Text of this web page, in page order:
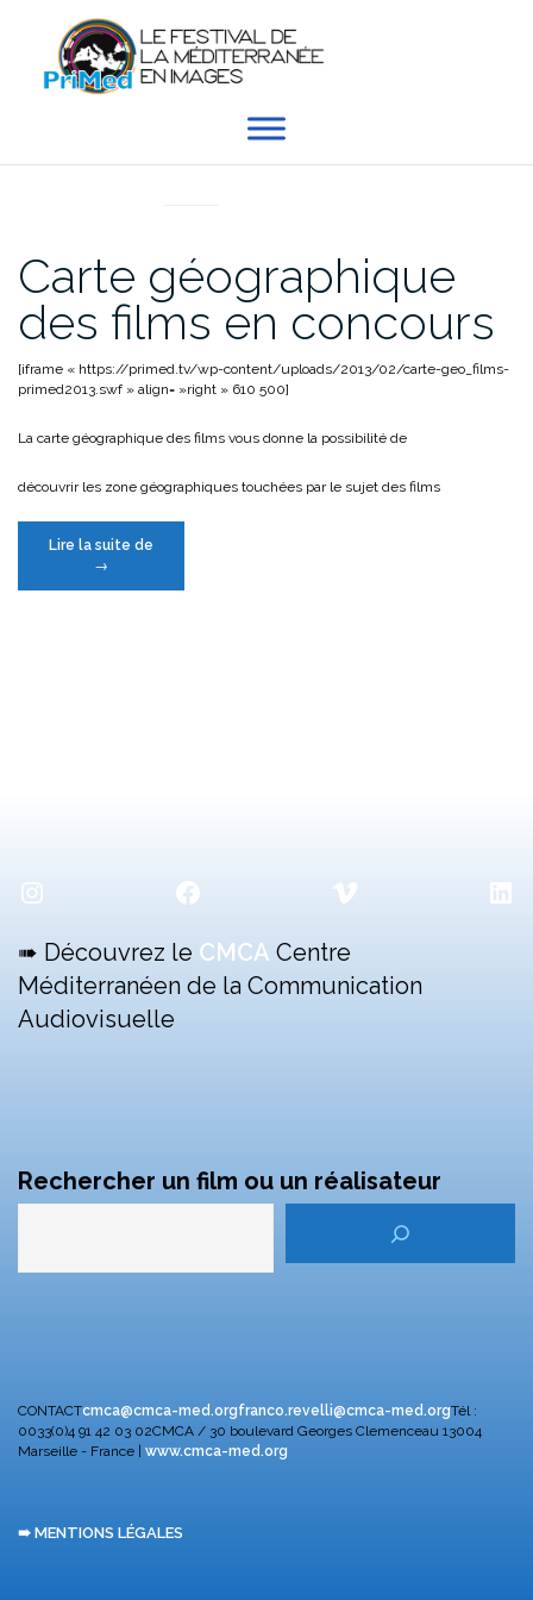
contenu
Carte géographique
des films en concours
[iframe « https://primed.tv/wp-content/uploads/2013/02/carte-geo_films-
primed2013.swf » align= »right » 610 500]
La carte géographique des films vous donne la possibilité de
découvrir les zone géographiques touchées par le sujet des films
Lire la suite de
→
Instagram Facebook Vimeo
➠ Découvrez le CMCA Centre
Méditerranéen de la Communication
Audiovisuelle
Rechercher un film ou un réalisateur
CONTACTcmca@cmca-med.orgfranco.revelli@cmca-med.orgTél :
0033(0)4 91 42 03 02CMCA / 30 boulevard Georges Clemenceau 13004
Marseille - France | www.cmca-med.org
➠ MENTIONS LÉGALES